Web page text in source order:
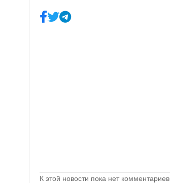
К этой новости пока нет комментариев.